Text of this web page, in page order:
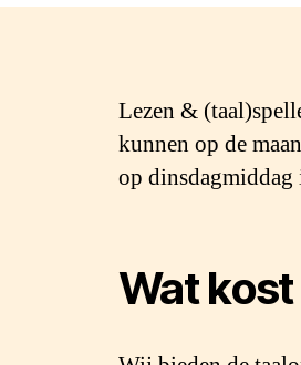
Lezen &
kunnen op de
op
Wat